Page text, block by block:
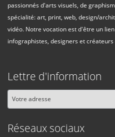
passionnés d'arts visuels, de
spécialité: art, print, web, design/
vidéo. Notre vocation est d'être un
infographistes, designers et
Lettre d'information
Réseaux sociaux